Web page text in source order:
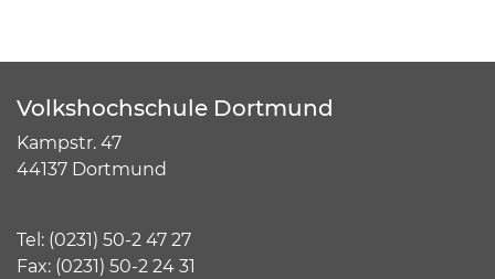
Volkshochschule Dortmund
Kampstr. 47
44137 Dortmund
Tel: (0231) 50-2 47 27
Fax: (0231) 50-2 24 31